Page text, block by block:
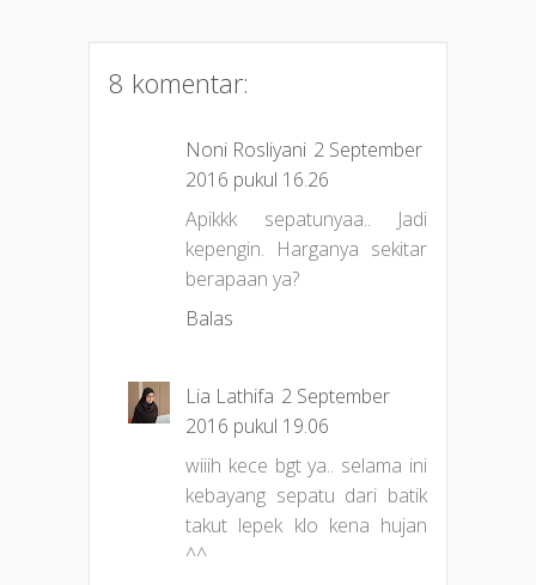
8 komentar:
Noni Rosliyani 2 September
2016 pukul 16.26
Apikkk sepatunyaa.. Jadi
kepengin. Harganya sekitar
berapaan ya?
Balas
Lia Lathifa 2 September
2016 pukul 19.06
wiiih kece bgt ya.. selama ini
kebayang sepatu dari batik
takut lepek klo kena hujan
^^